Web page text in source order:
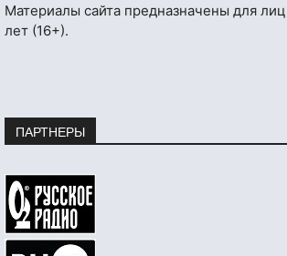
Материалы сайта предназначены для
лет (16+).
ПАРТНЕРЫ